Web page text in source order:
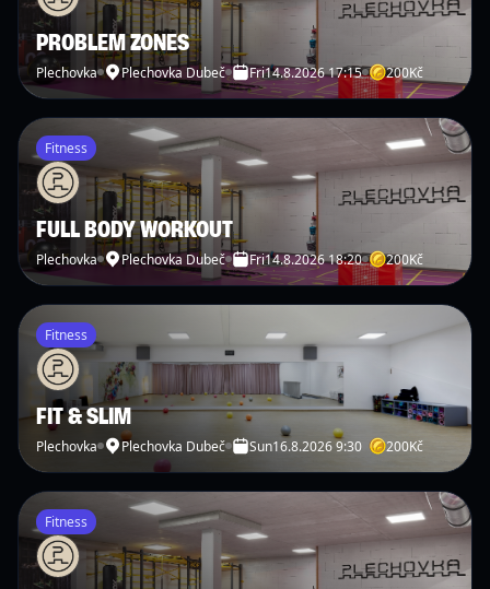
PROBLEM ZONES
Plechovka Plechovka Dubeč Fri14.8.2026 17:15 200Kč
Fitness
FULL BODY WORKOUT
Plechovka Plechovka Dubeč Fri14.8.2026 18:20 200Kč
Fitness
FIT & SLIM
Plechovka Plechovka Dubeč Sun16.8.2026 9:30 200Kč
Fitness